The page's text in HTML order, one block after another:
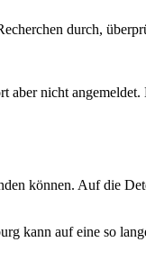
durch,
nicht
können. Auf die
kann auf eine so